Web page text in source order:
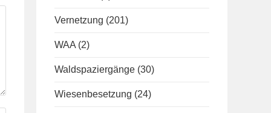
Vernetzung (201)
WAA (2)
Waldspaziergänge (30)
Wiesenbesetzung (24)